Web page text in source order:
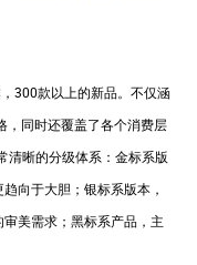
300款以上的新品。不仅涵
，同时还覆盖了各个消费层
清晰的分级体系：金标系版
向于大胆；银标系版本，
美需求；黑标系产品，主